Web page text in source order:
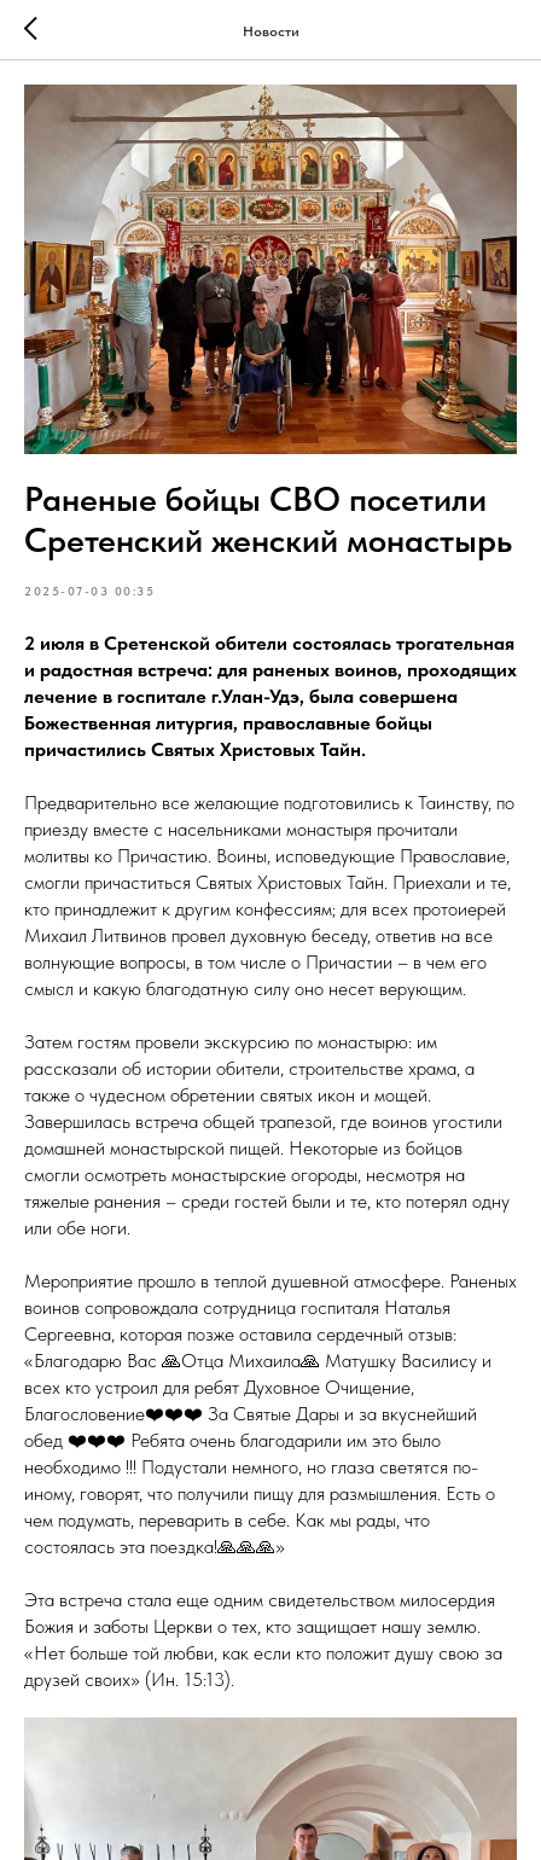
Новости
Раненые бойцы СВО посетили
Сретенский женский монастырь
2025-07-03 00:35
2 июля в Сретенской обители состоялась трогательная
и радостная встреча: для раненых воинов, проходящих
лечение в госпитале г.Улан-Удэ, была совершена
Божественная литургия, православные бойцы
причастились Святых Христовых Тайн.
Предварительно все желающие подготовились к Таинству, по
приезду вместе с насельниками монастыря прочитали
молитвы ко Причастию. Воины, исповедующие Православие,
смогли причаститься Святых Христовых Тайн. Приехали и те,
кто принадлежит к другим конфессиям; для всех протоиерей
Михаил Литвинов провел духовную беседу, ответив на все
волнующие вопросы, в том числе о Причастии – в чем его
смысл и какую благодатную силу оно несет верующим.
Затем гостям провели экскурсию по монастырю: им
рассказали об истории обители, строительстве храма, а
также о чудесном обретении святых икон и мощей.
Завершилась встреча общей трапезой, где воинов угостили
домашней монастырской пищей. Некоторые из бойцов
смогли осмотреть монастырские огороды, несмотря на
тяжелые ранения – среди гостей были и те, кто потерял одну
или обе ноги.
Мероприятие прошло в теплой душевной атмосфере. Раненых
воинов сопровождала сотрудница госпиталя Наталья
Сергеевна, которая позже оставила сердечный отзыв:
«Благодарю Вас 🙏Отца Михаила🙏 Матушку Василису и
всех кто устроил для ребят Духовное Очищение,
Благословение❤️❤️❤️ За Святые Дары и за вкуснейший
обед ❤️❤️❤️ Ребята очень благодарили им это было
необходимо !!! Подустали немного, но глаза светятся по-
иному, говорят, что получили пищу для размышления. Есть о
чем подумать, переварить в себе. Как мы рады, что
состоялась эта поездка!🙏🙏🙏»
Эта встреча стала еще одним свидетельством милосердия
Божия и заботы Церкви о тех, кто защищает нашу землю.
«Нет больше той любви, как если кто положит душу свою за
друзей своих» (Ин. 15:13).